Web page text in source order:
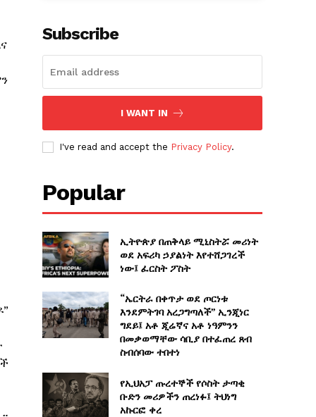
Subscribe
I WANT IN
I've read and accept the Privacy Policy.
Popular
ኢትዮጵያ በጠቅላይ ሚኒስትሯ መሪነት
ወደ አፍሪካ ኃያልነት እየተሸጋገረች
ነው፤ ፈርስት ፖስት
“ኤርትራ በቀጥታ ወደ ጦርነቱ
እንደምትገባ አረጋግጣለች” ኢንጂነር
ግደይ፤ አቶ ጂሬኛና አቶ ነዓምንን
በመቃወማቸው ሳቢያ በተፈጠረ ጸብ
ስብሰባው ተበተነ
የኢህአፓ ጡረተኞች የሶስት ታጣቂ
ቡድን መሪዎችን ጠረነፉ፤ ትህነግ
አኩርፎ ቀረ